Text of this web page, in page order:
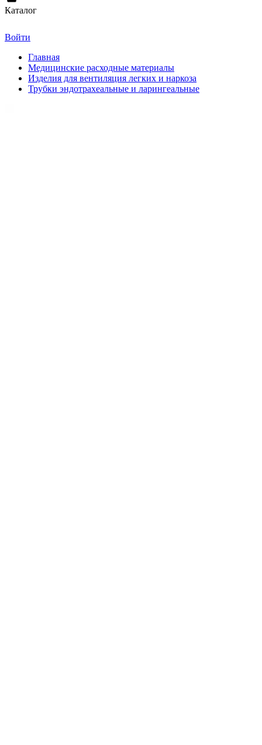
Каталог
Войти
Главная
Медицинские расходные материалы
Изделия для вентиляция легких и наркоза
Трубки эндотрахеальные и ларингеальные